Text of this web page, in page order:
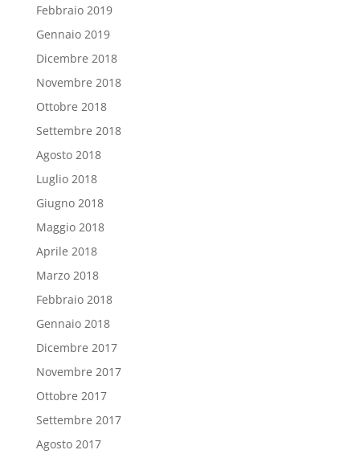
Febbraio 2019
Gennaio 2019
Dicembre 2018
Novembre 2018
Ottobre 2018
Settembre 2018
Agosto 2018
Luglio 2018
Giugno 2018
Maggio 2018
Aprile 2018
Marzo 2018
Febbraio 2018
Gennaio 2018
Dicembre 2017
Novembre 2017
Ottobre 2017
Settembre 2017
Agosto 2017